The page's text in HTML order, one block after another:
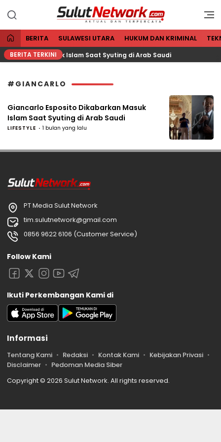
Sulut Network
Aktual dan Terpercaya
BERITA SULAWESI UTARA HUKUM DAN KRIMINAL
BERITA TERKINI
Dikabarkan Masuk Islam Saat Syuting di Arab Saudi
#GIANCARLO
Giancarlo Esposito Dikabarkan Masuk
Islam Saat Syuting di Arab Saudi
LIFESTYLE 1 bulan yang lalu
PT Media Sulut Network
tim.sulutnetwork@gmail.com
0856 9622 6106 (Customer Service)
Follow Kami
Ikuti Perkembangan Kami di
Informasi
Tentang Kami Redaksi Kontak Kami
Kebijakan Privasi
Disclaimer
Pedoman Media Siber
Copyright © 2026 Sulut Network. All rights reserved.